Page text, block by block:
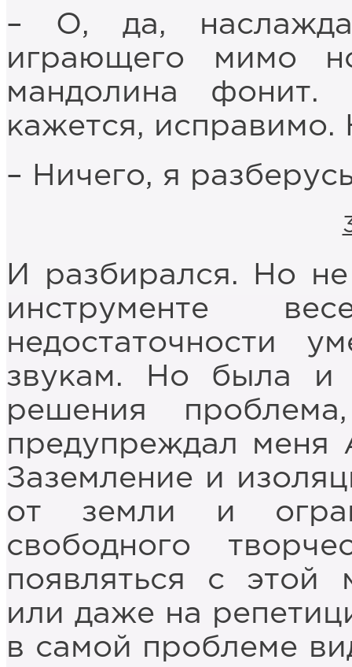
– О, да,
играющего мимо
мандолина
кажется,
– Ничего, я
И разбирался. Но
инструменте
недостаточности
звукам. Но была и
решения
предупреждал меня
Заземление и
от земли и
свободного
появляться с этой
или даже на
в самой проблеме